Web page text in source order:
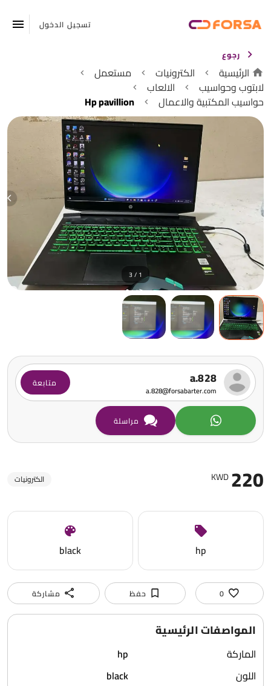
تسجيل الدخول
رجوع
الرئيسية الكترونيات
مستعمل
لابتوب وحواسيب
الالعاب
حواسيب المكتبية والاعمال
Hp pavillion
220
KWD الكترونيات
hp
black
0 حفظ مشاركة
المواصفات الرئيسية
الماركة
hp
اللون
black
1 / 3
a.828
a.828@forsabarter.com
متابعة
مراسلة